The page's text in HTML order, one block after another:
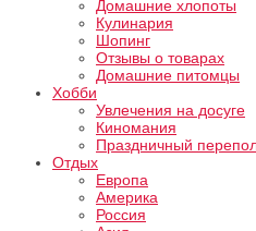
Домашние хлопоты
Кулинария
Шопинг
Отзывы о товарах
Домашние питомцы
Хобби
Увлечения на досуге
Киномания
Праздничный
Отдых
Европа
Америка
Россия